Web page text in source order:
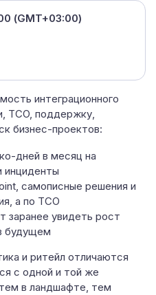
интеграционного
TCO, поддержку,
бизнес-проектов:
дней в месяц на
инциденты
самописные решения и
а по TCO
заранее увидеть рост
будущем
и ритейл отличаются
с одной и той же
в ландшафте, тем
(GMT+03:00)